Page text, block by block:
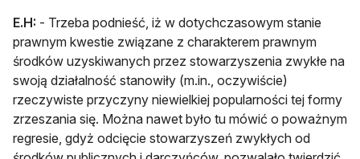
E.H: - Trzeba podnieść, iż w dotychczasowym stanie
prawnym kwestie związane z charakterem prawnym
środków uzyskiwanych przez stowarzyszenia zwykłe na
swoją działalność stanowiły (m.in., oczywiście)
rzeczywiste przyczyny niewielkiej popularności tej formy
zrzeszania się. Można nawet było tu mówić o poważnym
regresie, gdyż odcięcie stowarzyszeń zwykłych od